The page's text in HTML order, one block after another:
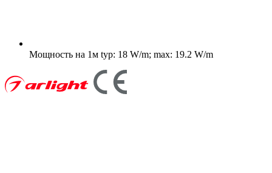
Мощность на 1м typ: 18 W/m; max: 19.2 W/m